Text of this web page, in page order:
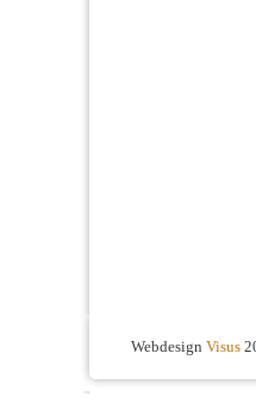
Webdesign Visus